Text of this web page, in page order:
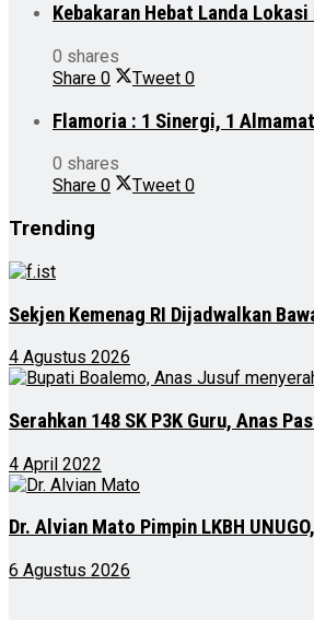
Kebakaran Hebat Landa
0 shares
Share 0 Tweet 0
Flamoria : 1 Sinergi, 1
0 shares
Share 0 Tweet 0
Trending
Sekjen Kemenag RI Dijadwalkan
4 Agustus 2026
Serahkan 148 SK P3K Guru, Anas
4 April 2022
Dr. Alvian Mato Pimpin LKBH
6 Agustus 2026